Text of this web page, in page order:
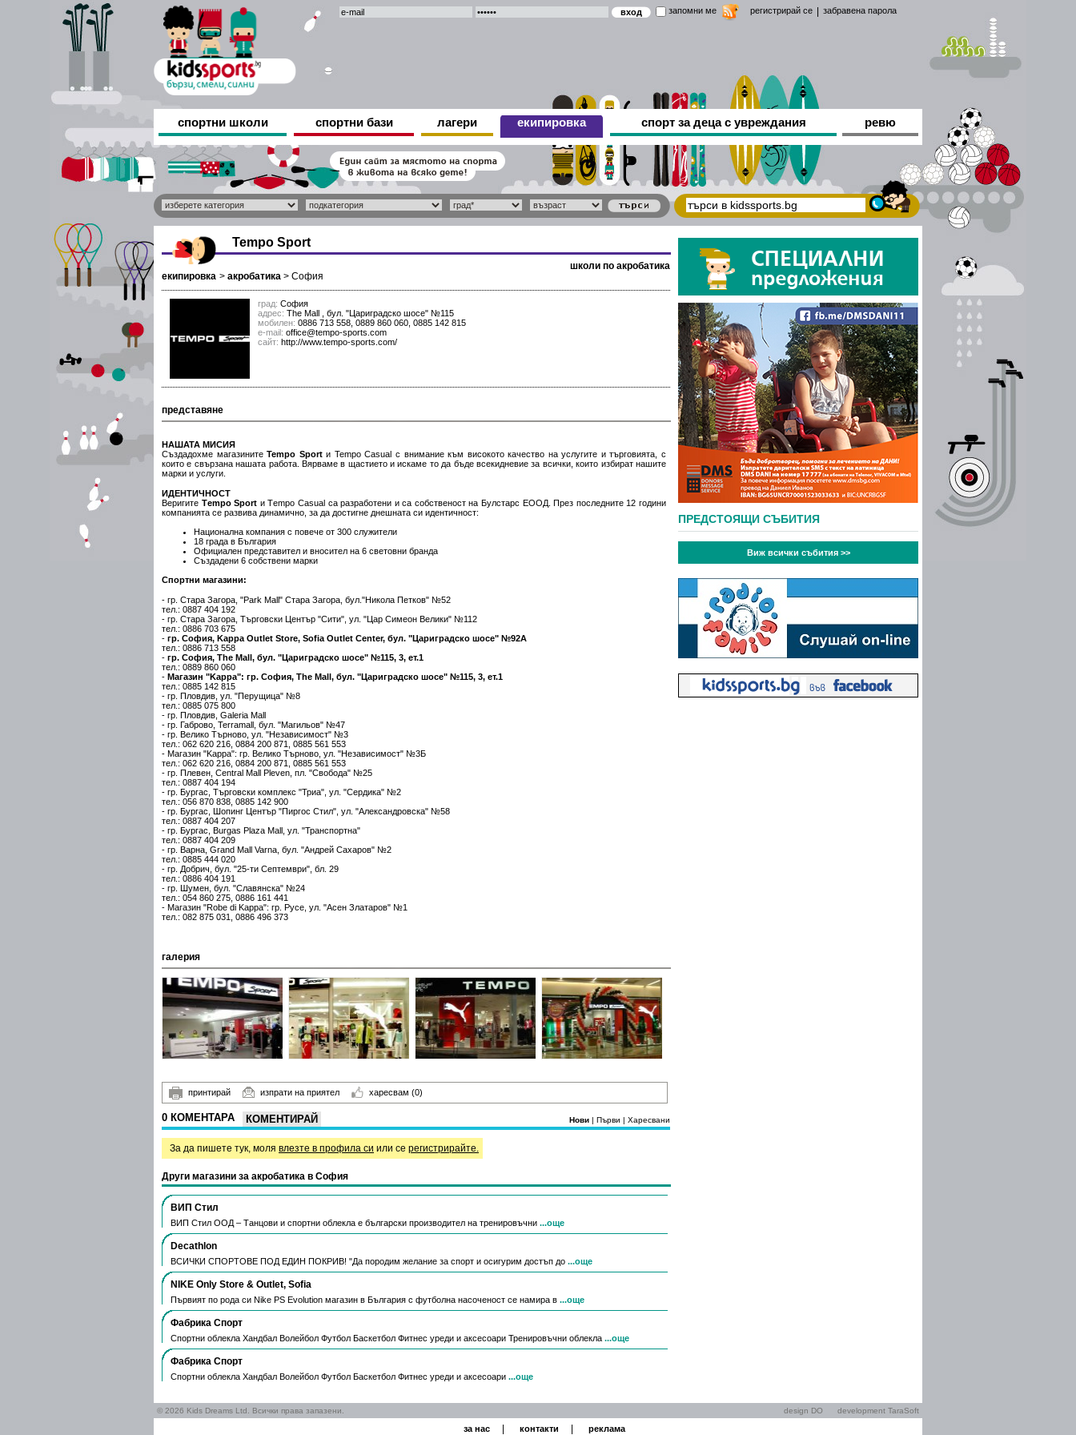
запомни ме регистрирай се забравена парола
спортни школи спортни бази лагери екипировка спорт за деца с увреждания ревю
Tempo Sport
екипировка > акробатика > София
школи по акробатика
град: София
адрес: The Mall , бул. "Цариградско шосе" №115
мобилен: 0886 713 558, 0889 860 060, 0885 142 815
е-mail: office@tempo-sports.com
сайт: http://www.tempo-sports.com/
представяне
НАШАТА МИСИЯ
Създадохме магазинитеTempo Sportи Tempo Casual с внимание към високото качество на услугите и търговията, с
които е свързана нашата работа. Вярваме в щастието и искаме то да бъде всекидневие за всички, които избират нашите
марки и услуги.
ИДЕНТИЧНОСТ
Веригите Тempo Sport и Тempo Casual са разработени и са собственост на Булстарс ЕООД. През последните 12 години
компанията се развива динамично, за да достигне днешната си идентичност:
Национална компания с повече от 300 служители
18 града в България
Официален представител и вносител на 6 световни бранда
Създадени 6 собствени марки
Спортни магазини:
- гр. Стара Загора, "Park Mall" Стара Загора, бул."Никола Петков" №52
тел.: 0887 404 192
- гр. Стара Загора, Търговски Център "Сити", ул. "Цар Симеон Велики" №112
тел.: 0886 703 675
- гр. София, Kappa Outlet Store, Sofia Outlet Center, бул. "Цариградско шосе" №92А
тел.: 0886 713 558
- гр. София, The Mall, бул. "Цариградско шосе" №115, 3, eт.1
тел.: 0889 860 060
- Магазин "Kappa": гр. София, The Mall, бул. "Цариградско шосе" №115, 3, eт.1
тел.: 0885 142 815
- гр. Пловдив, ул. "Перущица" №8
тел.: 0885 075 800
- гр. Пловдив, Galeria Mall
- гр. Габрово, Terramall, бул. "Магильов" №47
- гр. Велико Търново, ул. "Независимост" №3
тел.: 062 620 216, 0884 200 871, 0885 561 553
- Магазин "Kappa": гр. Велико Търново, ул. "Независимост" №3Б
тел.: 062 620 216, 0884 200 871, 0885 561 553
- гр. Плевен, Central Mall Pleven, пл. "Свобода" №25
тел.: 0887 404 194
- гр. Бургас, Търговски комплекс "Триа", ул. "Сердика" №2
тел.: 056 870 838, 0885 142 900
- гр. Бургас, Шопинг Център "Пиргос Стил", ул. "Александровска" №58
тел.: 0887 404 207
- гр. Бургас, Burgas Plaza Mall, ул. "Транспортна"
тел.: 0887 404 209
- гр. Варна, Grand Mall Varna, бул. "Андрей Сахаров" №2
тел.: 0885 444 020
- гр. Добрич, бул. "25-ти Септември", бл. 29
тел.: 0886 404 191
- гр. Шумен, бул. "Славянска" №24
тел.: 054 860 275, 0886 161 441
- Магазин "Robe di Kappa": гр. Русе, ул. "Асен Златаров" №1
тел.: 082 875 031, 0886 496 373
галерия
принтирай изпрати на приятел харесвам (0)
0 КОМЕНТАРА КОМЕНТИРАЙ Нови | Първи | Харесвани
За да пишете тук, моля влезте в профила си или се регистрирайте.
Други магазини за акробатика в София
ВИП Стил
ВИП Стил ООД – Танцови и спортни облекла е български производител на тренировъчни ...още
Decathlon
ВСИЧКИ СПОРТОВЕ ПОД ЕДИН ПОКРИВ! "Да породим желание за спорт и осигурим достъп до ...още
NIKE Only Store & Outlet, Sofia
Първият по рода си Nike PS Evolution магазин в България с футболна насоченост се намира в ...още
Фабрика Спорт
Спортни облекла Хандбал Волейбол Футбол Баскетбол Фитнес уреди и аксесоари Тренировъчни облекла ...още
Фабрика Спорт
Спортни облекла Хандбал Волейбол Футбол Баскетбол Фитнес уреди и аксесоари ...още
ПРЕДСТОЯЩИ СЪБИТИЯ
Виж всички събития >>
© 2026 Kids Dreams Ltd. Всички права запазени. design DO development TaraSoft
за нас | контакти | реклама